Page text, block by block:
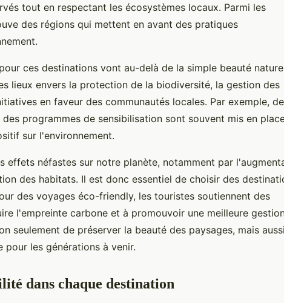
tout en respectant les écosystèmes locaux. Parmi les
des régions qui mettent en avant des pratiques
pour ces destinations vont au-delà de la simple beauté
lieux envers la protection de la biodiversité, la gestion des
en faveur des communautés locales. Par exemple,
programmes de sensibilisation sont souvent mis en
sur l'environnement.
effets néfastes sur notre planète, notamment par
des habitats. Il est donc essentiel de choisir des
des voyages éco-friendly, les touristes soutiennent des
l'empreinte carbone et à promouvoir une meilleure
seulement de préserver la beauté des paysages, mais aussi
pour les générations à venir.
dans chaque destination